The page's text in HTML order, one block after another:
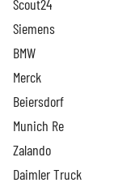
Scout24
Siemens
BMW
Merck
Beiersdorf
Munich Re
Zalando
Daimler Truck